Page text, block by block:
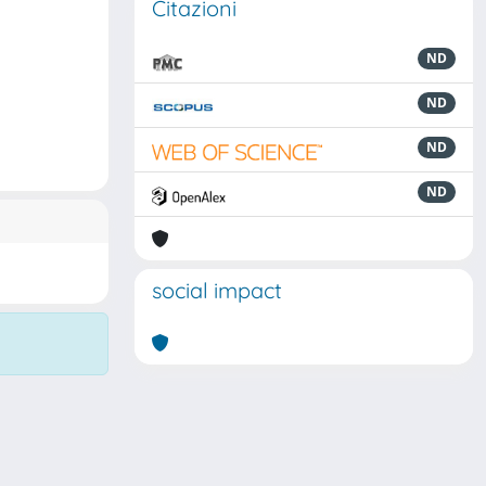
Citazioni
ND
ND
ND
ND
social impact